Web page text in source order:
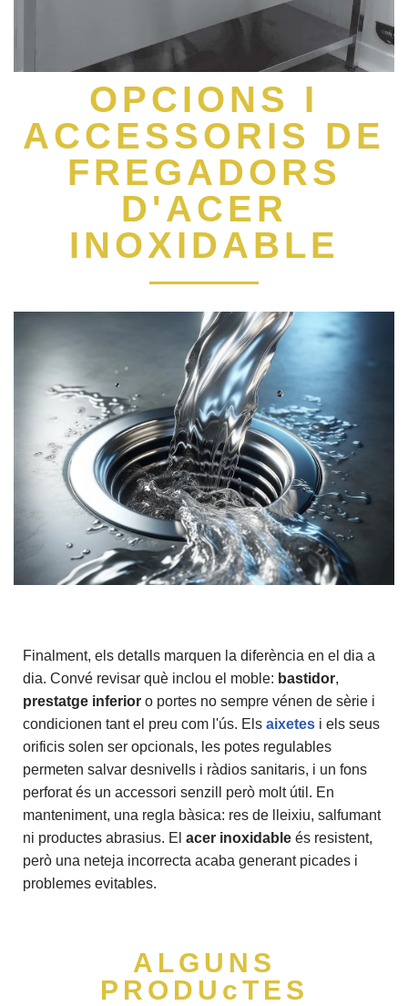
OPCIONS I
ACCESSORIS DE
FREGADORS
D'ACER
INOXIDABLE
Finalment, els detalls marquen la diferència en el dia a
dia. Convé revisar què inclou el moble: bastidor,
prestatge inferior o portes no sempre vénen de sèrie i
condicionen tant el preu com l'ús. Els aixetes i els seus
orificis solen ser opcionals, les potes regulables
permeten salvar desnivells i ràdios sanitaris, i un fons
perforat és un accessori senzill però molt útil. En
manteniment, una regla bàsica: res de lleixiu, salfumant
ni productes abrasius. El acer inoxidable és resistent,
però una neteja incorrecta acaba generant picades i
problemes evitables.
ALGUNS
PRODUcTES